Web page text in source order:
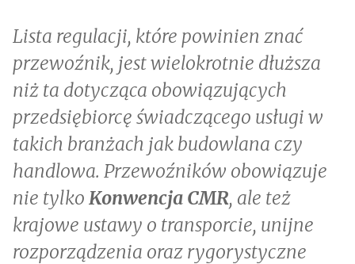
Lista regulacji, które powinien znać
przewoźnik, jest wielokrotnie dłuższa
niż ta dotycząca obowiązujących
przedsiębiorcę świadczącego usługi w
takich branżach jak budowlana czy
handlowa. Przewoźników obowiązuje
nie tylko Konwencja CMR, ale też
krajowe ustawy o transporcie, unijne
rozporządzenia oraz rygorystyczne